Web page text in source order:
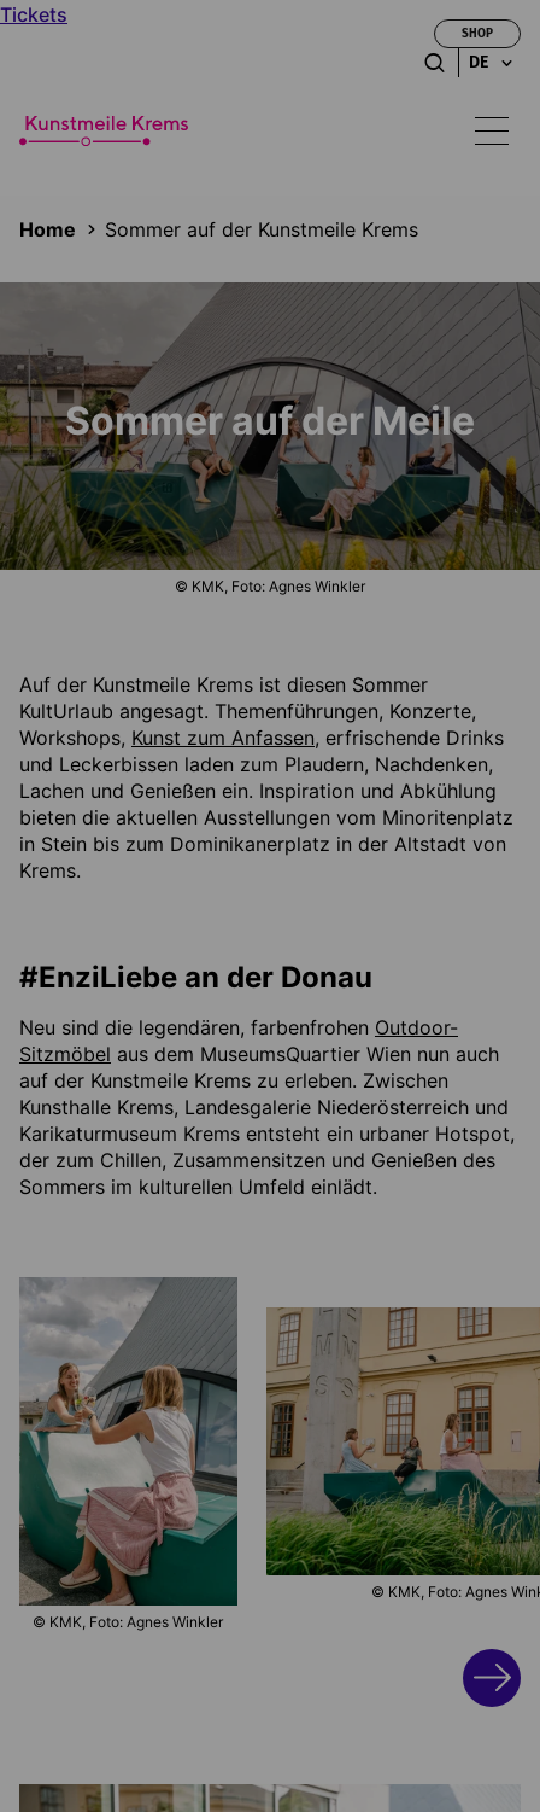
SHOP
Tickets
DE
Home Sommer auf der Kunstmeile Krems
Sommer auf der Meile
© KMK, Foto: Agnes Winkler
Auf der Kunstmeile Krems ist diesen Sommer
KultUrlaub angesagt. Themenführungen, Konzerte,
Workshops, Kunst zum Anfassen, erfrischende Drinks
und Leckerbissen laden zum Plaudern, Nachdenken,
Lachen und Genießen ein. Inspiration und Abkühlung
bieten die aktuellen Ausstellungen vom Minoritenplatz
in Stein bis zum Dominikanerplatz in der Altstadt von
Krems.
#EnziLiebe an der Donau
Neu sind die legendären, farbenfrohen Outdoor-
Sitzmöbel aus dem MuseumsQuartier Wien nun auch
auf der Kunstmeile Krems zu erleben. Zwischen
Kunsthalle Krems, Landesgalerie Niederösterreich und
Karikaturmuseum Krems entsteht ein urbaner Hotspot,
der zum Chillen, Zusammensitzen und Genießen des
Sommers im kulturellen Umfeld einlädt.
© KMK, Foto: Agnes Winkler
© KMK, Foto: Agnes